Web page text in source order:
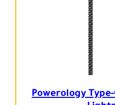
Powerology